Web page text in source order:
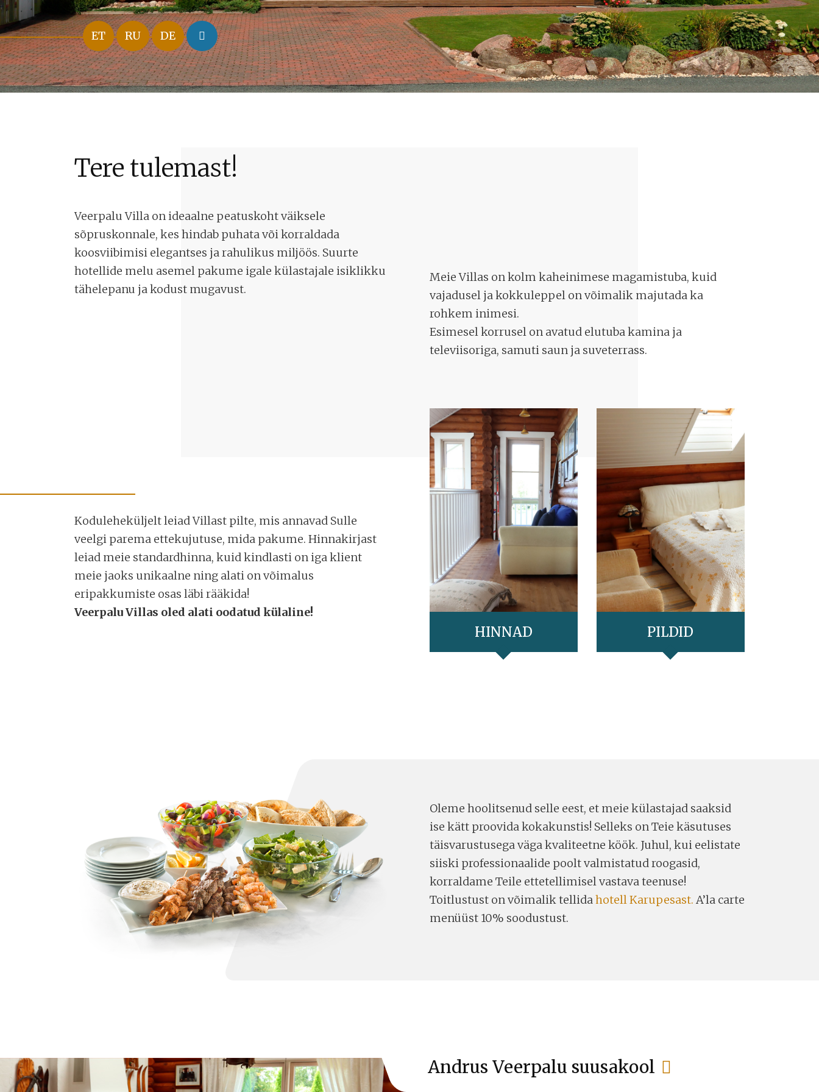
ET RU DE
Tere tulemast!
Veerpalu Villa on ideaalne peatuskoht väiksele
sõpruskonnale, kes hindab puhata või korraldada
koosviibimisi elegantses ja rahulikus miljöös. Suurte
hotellide melu asemel pakume igale külastajale isiklikku
tähelepanu ja kodust mugavust.
Meie Villas on kolm kaheinimese magamistuba, kuid
vajadusel ja kokkuleppel on võimalik majutada ka
rohkem inimesi.
Esimesel korrusel on avatud elutuba kamina ja
televiisoriga, samuti saun ja suveterrass.
Koduleheküljelt leiad Villast pilte, mis annavad Sulle
veelgi parema ettekujutuse, mida pakume. Hinnakirjast
leiad meie standardhinna, kuid kindlasti on iga klient
meie jaoks unikaalne ning alati on võimalus
eripakkumiste osas läbi rääkida!
Veerpalu Villas oled alati oodatud külaline!
HINNAD PILDID
Oleme hoolitsenud selle eest, et meie külastajad saaksid
ise kätt proovida kokakunstis! Selleks on Teie käsutuses
täisvarustusega väga kvaliteetne köök. Juhul, kui eelistate
siiski professionaalide poolt valmistatud roogasid,
korraldame Teile ettetellimisel vastava teenuse!
Toitlustust on võimalik tellida hotell Karupesast. A’la carte
menüüst 10% soodustust.
Andrus Veerpalu suusakool